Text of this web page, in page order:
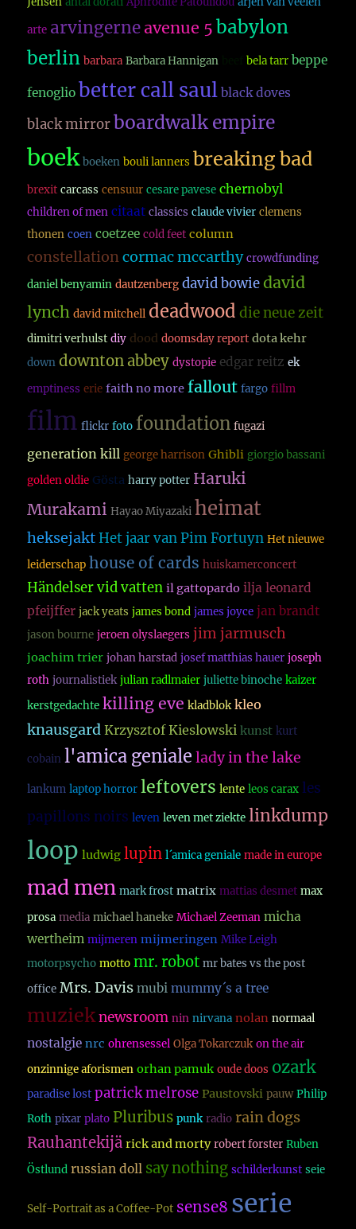
arte arvingerne avenue 5 babylon
berlin barbara Barbara Hannigan bela tarr beppe
fenoglio better call saul black doves
black mirror boardwalk empire
boek boeken bouli lanners breaking bad
brexit carcass censuur cesare pavese chernobyl
children of men citaat classics claude vivier clemens
thonen coen coetzee cold feet column
constellationcormac mccarthy crowdfunding
daniel benyamin dautzenberg david bowie david
lynch david mitchell deadwood die neue zeit
dimitri verhulst diy dood doomsday report dota kehr
down downton abbey dystopie edgar reitz ek
emptiness erie faith no more fallout fargo fillm
film flickr foto foundation fugazi
generation kill george harrison Ghibli giorgio bassani
golden oldie Gösta harry potter Haruki
Murakami Hayao Miyazaki heimat
heksejakt Het jaar van Pim Fortuyn Het nieuwe
leiderschap house of cards huiskamerconcert
Händelser vid vatten il gattopardo ilja leonard
pfeijffer jack yeats james bond james joyce jan brandt
jason bourne jeroen olyslaegers jim jarmusch
joachim trier johan harstad josef matthias hauer joseph
roth journalistiek julian radlmaier juliette binoche kaizer
kerstgedachte killing eve kladblok kleo
knausgard Krzysztof Kieslowski kunst kurt
cobain l'amica geniale lady in the lake
lankum laptop horror leftovers lente leos carax les
papillons noirs leven leven met ziekte linkdump
loop ludwig lupin l´amica geniale made in europe
mad men mark frost matrix mattias desmet max
prosa media michael haneke Michael Zeeman micha
wertheim mijmeren mijmeringen Mike Leigh
motorpsycho motto mr. robot mr bates vs the post
office Mrs. Davis mubi mummy´s a tree
muzieknewsroom nin nirvana nolan normaal
nostalgie nrc ohrensessel Olga Tokarczuk on the air
onzinnige aforismen orhan pamuk oude doos ozark
paradise lost patrick melrose Paustovski pauw Philip
Roth pixar plato Pluribus punk radio rain dogs
Rauhantekijä rick and morty robert forster Ruben
Östlund russian doll say nothing schilderkunst seie
Self-Portrait as a Coffee-Pot sense8 serie